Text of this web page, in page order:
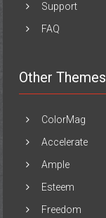
Support
FAQ
Other Themes
ColorMag
Accelerate
Ample
Esteem
Freedom